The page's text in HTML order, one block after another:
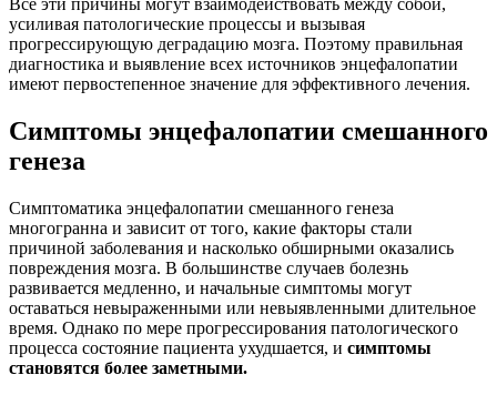
Все эти причины могут взаимодействовать между собой,
усиливая патологические процессы и вызывая
прогрессирующую деградацию мозга. Поэтому правильная
диагностика и выявление всех источников энцефалопатии
имеют первостепенное значение для эффективного лечения.
Симптомы энцефалопатии смешанного
генеза
Симптоматика энцефалопатии смешанного генеза
многогранна и зависит от того, какие факторы стали
причиной заболевания и насколько обширными оказались
повреждения мозга. В большинстве случаев болезнь
развивается медленно, и начальные симптомы могут
оставаться невыраженными или невыявленными длительное
время. Однако по мере прогрессирования патологического
процесса состояние пациента ухудшается, и симптомы
становятся более заметными.